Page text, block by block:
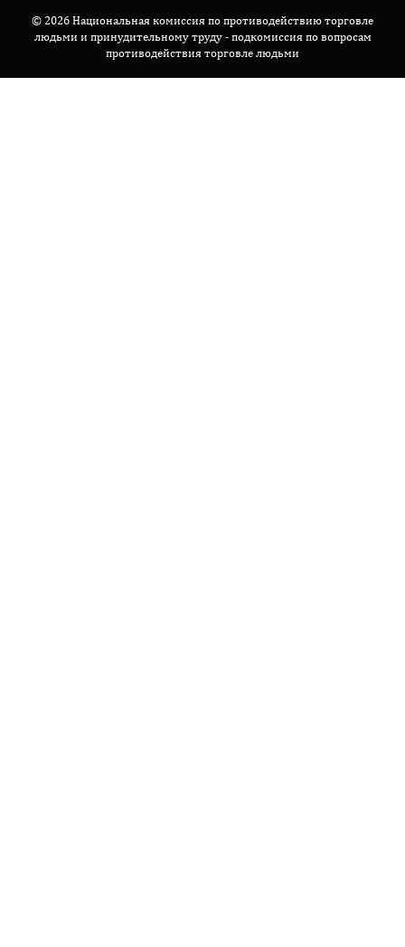
© 2026 Национальная комиссия по противодействию торговле
людьми и принудительному труду - подкомиссия по вопросам
противодействия торговле людьми